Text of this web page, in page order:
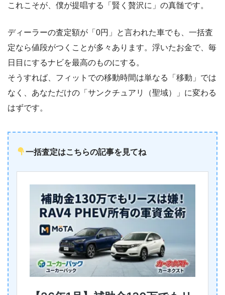
これこそが、僕が提唱する「賢く贅沢に」の真髄です。
ディーラーの査定額が「0円」と言われた車でも、一括査
定なら値段がつくことが多々あります。浮いたお金で、毎
日目にするナビを最高のものにする。
そうすれば、フィットでの移動時間は単なる「移動」では
なく、あなただけの「サンクチュアリ（聖域）」に変わる
はずです。
一括査定はこちらの記事を見てね